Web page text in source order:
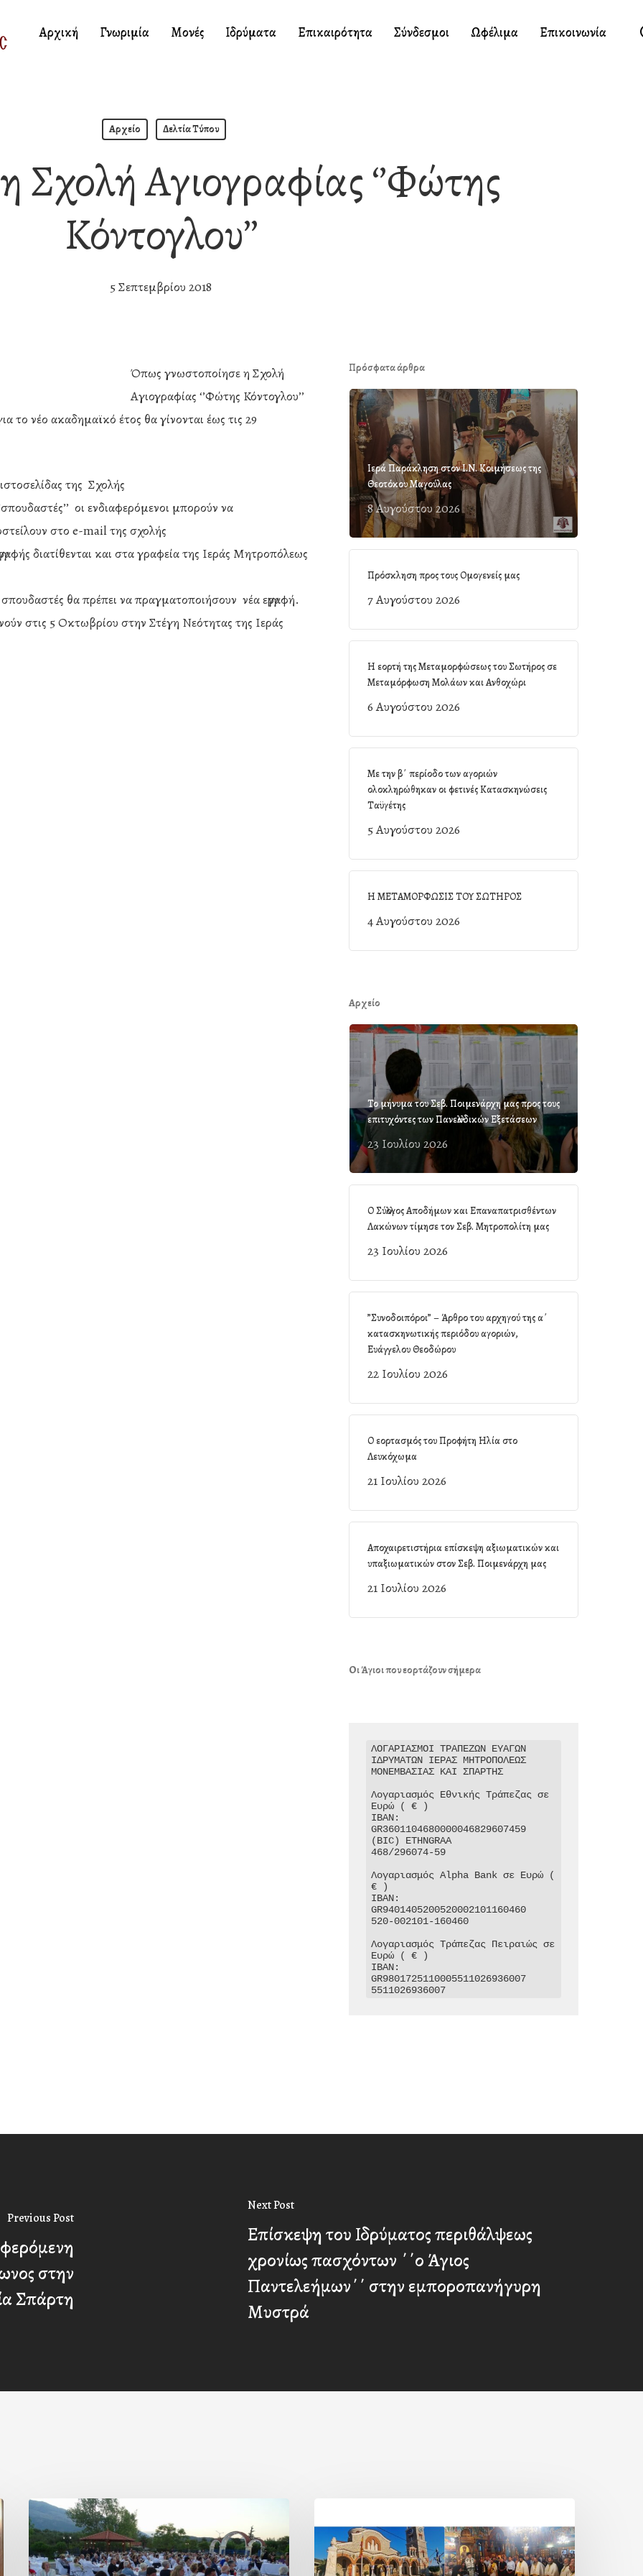
Αρχική Γνωριμία Μονές Ιδρύματα Επικαιρότητα Σύνδεσμοι Ωφέλιμα Επικοινωνία
Αρχείο Δελτία Τύπου
Σχολή Αγιογραφίας ‘’Φώτης
Κόντογλου’’
5 Σεπτεμβρίου 2018
Όπως γνωστοποίησε η Σχολή
Αγιογραφίας ‘’Φώτης Κόντογλου’’
το νέο ακαδημαϊκό έτος θα γίνονται έως τις 29
της Σχολής
οι ενδιαφερόμενοι μπορούν να
στο e-mail της σχολής
διατίθενται και στα γραφεία της Ιεράς Μητροπόλεως
σπουδαστές θα πρέπει να πραγματοποιήσουν νέα εγγραφή.
στις 5 Οκτωβρίου στην Στέγη Νεότητας της Ιεράς
Πρόσφατα άρθρα
Ιερά Παράκληση στον Ι.Ν. Κοιμήσεως της
Θεοτόκου Μαγούλας
8 Αυγούστου 2026
Πρόσκληση προς τους Ομογενείς μας
7 Αυγούστου 2026
Η εορτή της Μεταμορφώσεως του Σωτήρος σε
Μεταμόρφωση Μολάων και Ανθοχώρι
6 Αυγούστου 2026
Με την β΄ περίοδο των αγοριών
ολοκληρώθηκαν οι φετινές Κατασκηνώσεις
Ταϋγέτης
5 Αυγούστου 2026
Η ΜΕΤΑΜΟΡΦΩΣΙΣ ΤΟΥ ΣΩΤΗΡΟΣ
4 Αυγούστου 2026
Αρχείο
Το μήνυμα του Σεβ. Ποιμενάρχη μας προς τους
επιτυχόντες των Πανελλαδικών Εξετάσεων
23 Ιουλίου 2026
Ο Σύλλογος Αποδήμων και Επαναπατρισθέντων
Λακώνων τίμησε τον Σεβ. Μητροπολίτη μας
23 Ιουλίου 2026
”Συνοδοιπόροι” – Άρθρο του αρχηγού της α΄
κατασκηνωτικής περιόδου αγοριών,
Ευάγγελου Θεοδώρου
22 Ιουλίου 2026
Ο εορτασμός του Προφήτη Ηλία στο
Λευκόχωμα
21 Ιουλίου 2026
Αποχαιρετιστήρια επίσκεψη αξιωματικών και
υπαξιωματικών στον Σεβ. Ποιμενάρχη μας
21 Ιουλίου 2026
Οι Άγιοι που εορτάζουν σήμερα
ΛΟΓΑΡΙΑΣΜΟΙ ΤΡΑΠΕΖΩΝ ΕΥΑΓΩΝ
ΙΔΡΥΜΑΤΩΝ ΙΕΡΑΣ ΜΗΤΡΟΠΟΛΕΩΣ
ΜΟΝΕΜΒΑΣΙΑΣ ΚΑΙ ΣΠΑΡΤΗΣ
Λογαριασμός Εθνικής Τράπεζας σε
Ευρώ ( € )
IBAN:
GR3601104680000046829607459
(BIC) ETHNGRAA
468/296074-59
Λογαριασμός Alpha Bank σε Ευρώ (
€ )
IBAN:
GR9401405200520002101160460
520-002101-160460
Λογαριασμός Τράπεζας Πειραιώς σε
Ευρώ ( € )
IBAN:
GR9801725110005511026936007
5511026936007
Previous Post
στην
Σπάρτη
Next Post
Επίσκεψη του Ιδρύματος περιθάλψεως
χρονίως πασχόντων ΄΄ο Άγιος
Παντελεήμων΄΄ στην εμποροπανήγυρη
Μυστρά
Πρόσκληση
προς
τους
εορτή
της